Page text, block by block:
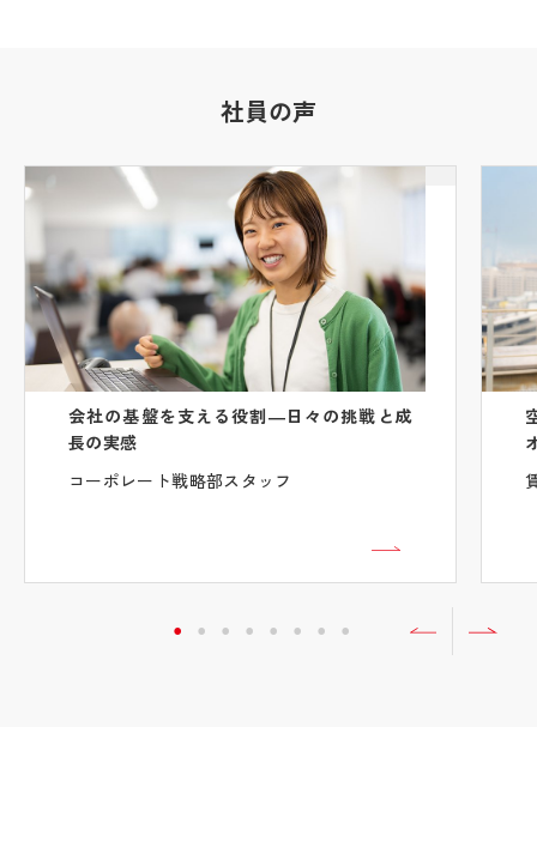
社員の声
会社の基盤を支える役割―日々の挑戦と成
長の実感
コーポレート戦略部スタッフ